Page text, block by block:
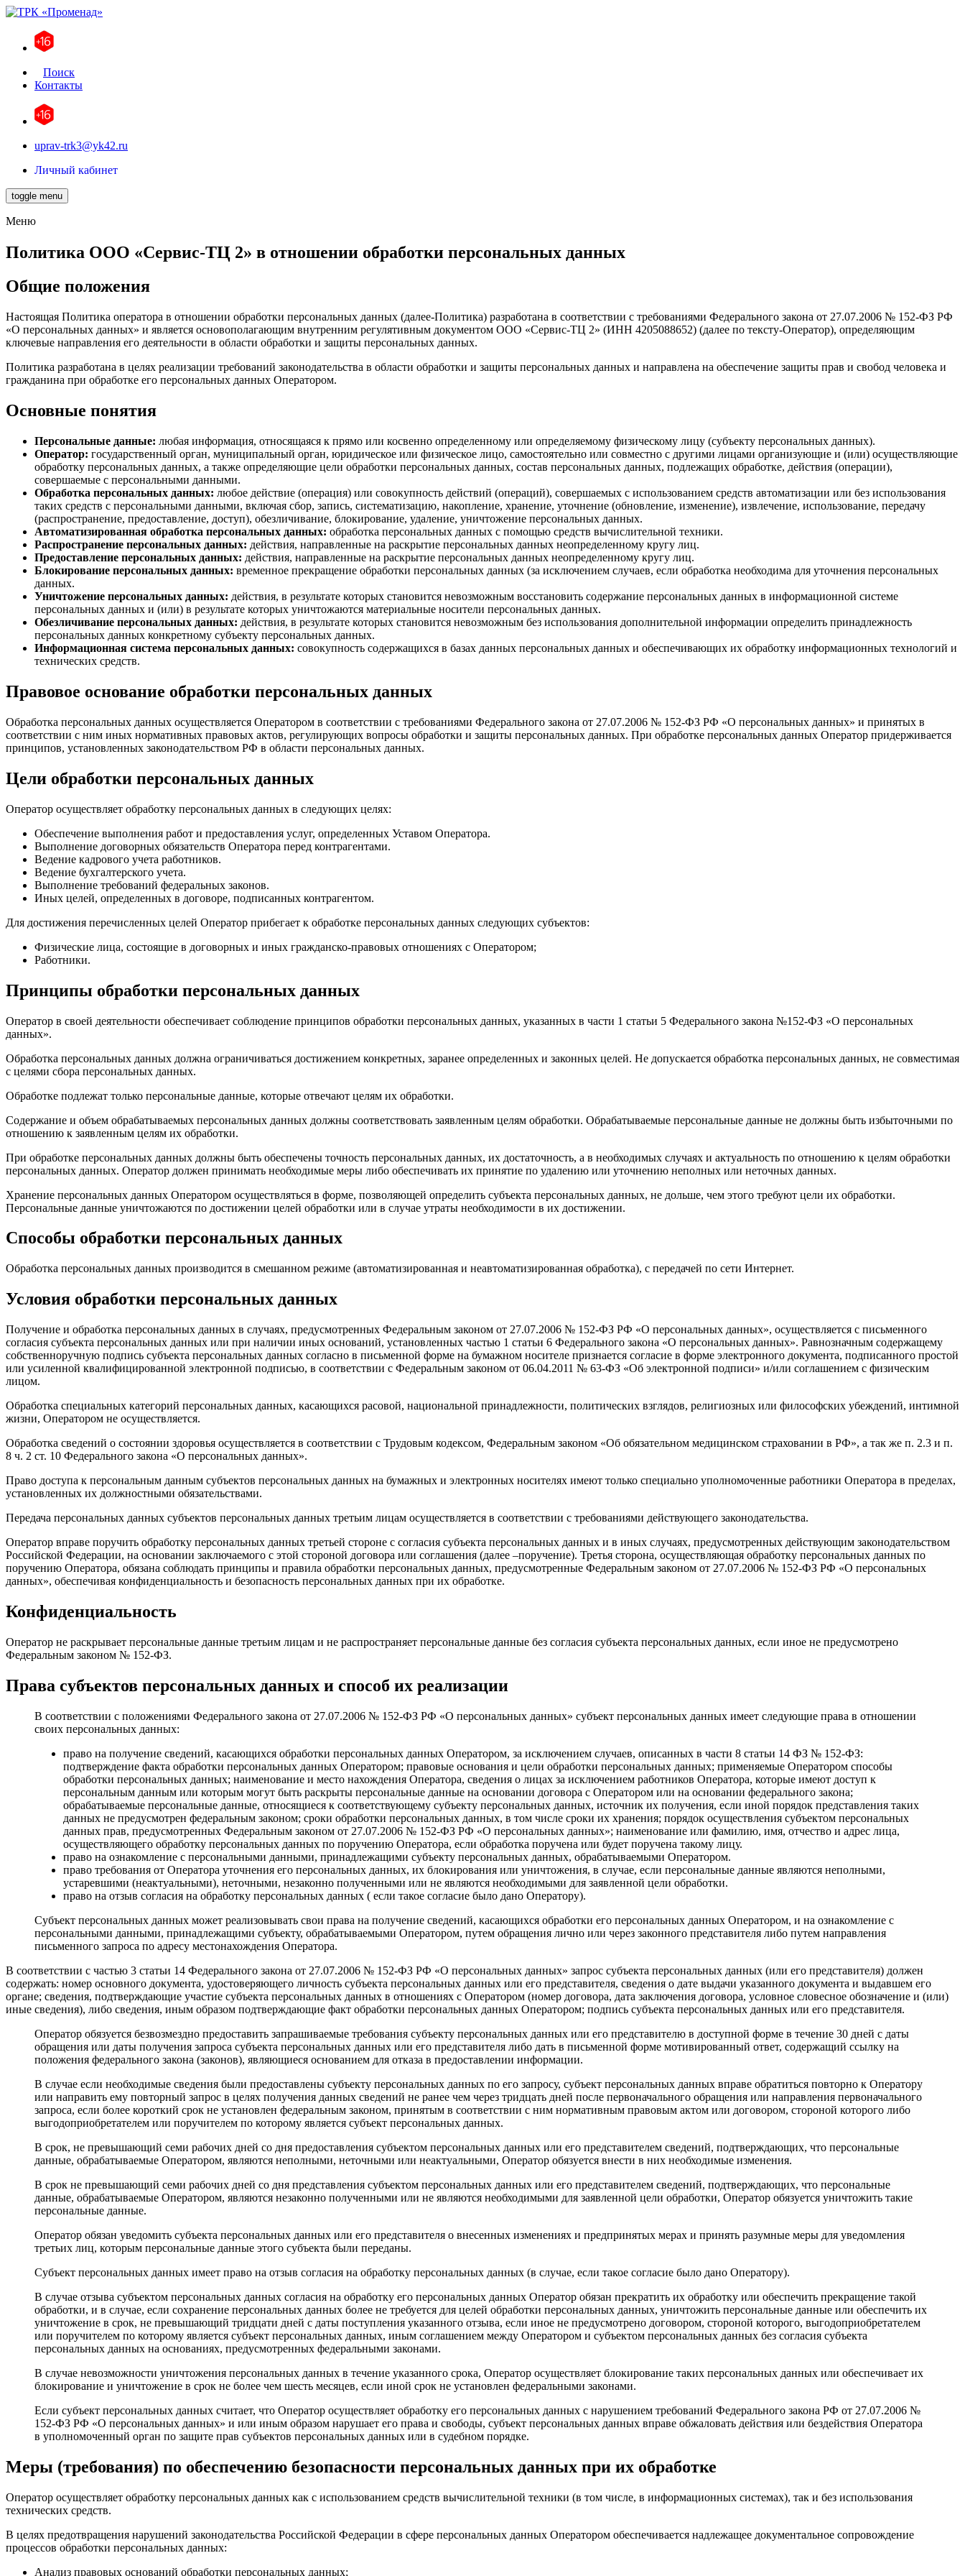
Поиск
Контакты
uprav-trk3@yk42.ru
Личный кабинет
toggle menu
Меню
Политика ООО «Сервис-ТЦ 2» в отношении обработки персональных данных
Общие положения
Настоящая Политика оператора в отношении обработки персональных данных (далее-Политика) разработана в соответствии с требованиями Федерального закона от 27.07.2006 № 152-ФЗ РФ
«О персональных данных» и является основополагающим внутренним регулятивным документом ООО «Сервис-ТЦ 2» (ИНН 4205088652) (далее по тексту-Оператор), определяющим
ключевые направления его деятельности в области обработки и защиты персональных данных.
Политика разработана в целях реализации требований законодательства в области обработки и защиты персональных данных и направлена на обеспечение защиты прав и свобод человека и
гражданина при обработке его персональных данных Оператором.
Основные понятия
Персональные данные: любая информация, относящаяся к прямо или косвенно определенному или определяемому физическому лицу (субъекту персональных данных).
Оператор: государственный орган, муниципальный орган, юридическое или физическое лицо, самостоятельно или совместно с другими лицами организующие и (или) осуществляющие
обработку персональных данных, а также определяющие цели обработки персональных данных, состав персональных данных, подлежащих обработке, действия (операции),
совершаемые с персональными данными.
Обработка персональных данных: любое действие (операция) или совокупность действий (операций), совершаемых с использованием средств автоматизации или без использования
таких средств с персональными данными, включая сбор, запись, систематизацию, накопление, хранение, уточнение (обновление, изменение), извлечение, использование, передачу
(распространение, предоставление, доступ), обезличивание, блокирование, удаление, уничтожение персональных данных.
Автоматизированная обработка персональных данных: обработка персональных данных с помощью средств вычислительной техники.
Распространение персональных данных: действия, направленные на раскрытие персональных данных неопределенному кругу лиц.
Предоставление персональных данных: действия, направленные на раскрытие персональных данных неопределенному кругу лиц.
Блокирование персональных данных: временное прекращение обработки персональных данных (за исключением случаев, если обработка необходима для уточнения персональных
данных.
Уничтожение персональных данных: действия, в результате которых становится невозможным восстановить содержание персональных данных в информационной системе
персональных данных и (или) в результате которых уничтожаются материальные носители персональных данных.
Обезличивание персональных данных: действия, в результате которых становится невозможным без использования дополнительной информации определить принадлежность
персональных данных конкретному субъекту персональных данных.
Информационная система персональных данных: совокупность содержащихся в базах данных персональных данных и обеспечивающих их обработку информационных технологий и
технических средств.
Правовое основание обработки персональных данных
Обработка персональных данных осуществляется Оператором в соответствии с требованиями Федерального закона от 27.07.2006 № 152-ФЗ РФ «О персональных данных» и принятых в
соответствии с ним иных нормативных правовых актов, регулирующих вопросы обработки и защиты персональных данных. При обработке персональных данных Оператор придерживается
принципов, установленных законодательством РФ в области персональных данных.
Цели обработки персональных данных
Оператор осуществляет обработку персональных данных в следующих целях:
Обеспечение выполнения работ и предоставления услуг, определенных Уставом Оператора.
Выполнение договорных обязательств Оператора перед контрагентами.
Ведение кадрового учета работников.
Ведение бухгалтерского учета.
Выполнение требований федеральных законов.
Иных целей, определенных в договоре, подписанных контрагентом.
Для достижения перечисленных целей Оператор прибегает к обработке персональных данных следующих субъектов:
Физические лица, состоящие в договорных и иных гражданско-правовых отношениях с Оператором;
Работники.
Принципы обработки персональных данных
Оператор в своей деятельности обеспечивает соблюдение принципов обработки персональных данных, указанных в части 1 статьи 5 Федерального закона №152-ФЗ «О персональных
данных».
Обработка персональных данных должна ограничиваться достижением конкретных, заранее определенных и законных целей. Не допускается обработка персональных данных, не совместимая
с целями сбора персональных данных.
Обработке подлежат только персональные данные, которые отвечают целям их обработки.
Содержание и объем обрабатываемых персональных данных должны соответствовать заявленным целям обработки. Обрабатываемые персональные данные не должны быть избыточными по
отношению к заявленным целям их обработки.
При обработке персональных данных должны быть обеспечены точность персональных данных, их достаточность, а в необходимых случаях и актуальность по отношению к целям обработки
персональных данных. Оператор должен принимать необходимые меры либо обеспечивать их принятие по удалению или уточнению неполных или неточных данных.
Хранение персональных данных Оператором осуществляться в форме, позволяющей определить субъекта персональных данных, не дольше, чем этого требуют цели их обработки.
Персональные данные уничтожаются по достижении целей обработки или в случае утраты необходимости в их достижении.
Способы обработки персональных данных
Обработка персональных данных производится в смешанном режиме (автоматизированная и неавтоматизированная обработка), с передачей по сети Интернет.
Условия обработки персональных данных
Получение и обработка персональных данных в случаях, предусмотренных Федеральным законом от 27.07.2006 № 152-ФЗ РФ «О персональных данных», осуществляется с письменного
согласия субъекта персональных данных или при наличии иных оснований, установленных частью 1 статьи 6 Федерального закона «О персональных данных». Равнозначным содержащему
собственноручную подпись субъекта персональных данных согласно в письменной форме на бумажном носителе признается согласие в форме электронного документа, подписанного простой
или усиленной квалифицированной электронной подписью, в соответствии с Федеральным законом от 06.04.2011 № 63-ФЗ «Об электронной подписи» и/или соглашением с физическим
лицом.
Обработка специальных категорий персональных данных, касающихся расовой, национальной принадлежности, политических взглядов, религиозных или философских убеждений, интимной
жизни, Оператором не осуществляется.
Обработка сведений о состоянии здоровья осуществляется в соответствии с Трудовым кодексом, Федеральным законом «Об обязательном медицинском страховании в РФ», а так же п. 2.3 и п.
8 ч. 2 ст. 10 Федерального закона «О персональных данных».
Право доступа к персональным данным субъектов персональных данных на бумажных и электронных носителях имеют только специально уполномоченные работники Оператора в пределах,
установленных их должностными обязательствами.
Передача персональных данных субъектов персональных данных третьим лицам осуществляется в соответствии с требованиями действующего законодательства.
Оператор вправе поручить обработку персональных данных третьей стороне с согласия субъекта персональных данных и в иных случаях, предусмотренных действующим законодательством
Российской Федерации, на основании заключаемого с этой стороной договора или соглашения (далее –поручение). Третья сторона, осуществляющая обработку персональных данных по
поручению Оператора, обязана соблюдать принципы и правила обработки персональных данных, предусмотренные Федеральным законом от 27.07.2006 № 152-ФЗ РФ «О персональных
данных», обеспечивая конфиденциальность и безопасность персональных данных при их обработке.
Конфиденциальность
Оператор не раскрывает персональные данные третьим лицам и не распространяет персональные данные без согласия субъекта персональных данных, если иное не предусмотрено
Федеральным законом № 152-ФЗ.
Права субъектов персональных данных и способ их реализации
В соответствии с положениями Федерального закона от 27.07.2006 № 152-ФЗ РФ «О персональных данных» субъект персональных данных имеет следующие права в отношении
своих персональных данных:
право на получение сведений, касающихся обработки персональных данных Оператором, за исключением случаев, описанных в части 8 статьи 14 ФЗ № 152-ФЗ:
подтверждение факта обработки персональных данных Оператором; правовые основания и цели обработки персональных данных; применяемые Оператором способы
обработки персональных данных; наименование и место нахождения Оператора, сведения о лицах за исключением работников Оператора, которые имеют доступ к
персональным данным или которым могут быть раскрыты персональные данные на основании договора с Оператором или на основании федерального закона;
обрабатываемые персональные данные, относящиеся к соответствующему субъекту персональных данных, источник их получения, если иной порядок представления таких
данных не предусмотрен федеральным законом; сроки обработки персональных данных, в том числе сроки их хранения; порядок осуществления субъектом персональных
данных прав, предусмотренных Федеральным законом от 27.07.2006 № 152-ФЗ РФ «О персональных данных»; наименование или фамилию, имя, отчество и адрес лица,
осуществляющего обработку персональных данных по поручению Оператора, если обработка поручена или будет поручена такому лицу.
право на ознакомление с персональными данными, принадлежащими субъекту персональных данных, обрабатываемыми Оператором.
право требования от Оператора уточнения его персональных данных, их блокирования или уничтожения, в случае, если персональные данные являются неполными,
устаревшими (неактуальными), неточными, незаконно полученными или не являются необходимыми для заявленной цели обработки.
право на отзыв согласия на обработку персональных данных ( если такое согласие было дано Оператору).
Субъект персональных данных может реализовывать свои права на получение сведений, касающихся обработки его персональных данных Оператором, и на ознакомление с
персональными данными, принадлежащими субъекту, обрабатываемыми Оператором, путем обращения лично или через законного представителя либо путем направления
письменного запроса по адресу местонахождения Оператора.
В соответствии с частью 3 статьи 14 Федерального закона от 27.07.2006 № 152-ФЗ РФ «О персональных данных» запрос субъекта персональных данных (или его представителя) должен
содержать: номер основного документа, удостоверяющего личность субъекта персональных данных или его представителя, сведения о дате выдачи указанного документа и выдавшем его
органе; сведения, подтверждающие участие субъекта персональных данных в отношениях с Оператором (номер договора, дата заключения договора, условное словесное обозначение и (или)
иные сведения), либо сведения, иным образом подтверждающие факт обработки персональных данных Оператором; подпись субъекта персональных данных или его представителя.
Оператор обязуется безвозмездно предоставить запрашиваемые требования субъекту персональных данных или его представителю в доступной форме в течение 30 дней с даты
обращения или даты получения запроса субъекта персональных данных или его представителя либо дать в письменной форме мотивированный ответ, содержащий ссылку на
положения федерального закона (законов), являющиеся основанием для отказа в предоставлении информации.
В случае если необходимые сведения были предоставлены субъекту персональных данных по его запросу, субъект персональных данных вправе обратиться повторно к Оператору
или направить ему повторный запрос в целях получения данных сведений не ранее чем через тридцать дней после первоначального обращения или направления первоначального
запроса, если более короткий срок не установлен федеральным законом, принятым в соответствии с ним нормативным правовым актом или договором, стороной которого либо
выгодоприобретателем или поручителем по которому является субъект персональных данных.
В срок, не превышающий семи рабочих дней со дня предоставления субъектом персональных данных или его представителем сведений, подтверждающих, что персональные
данные, обрабатываемые Оператором, являются неполными, неточными или неактуальными, Оператор обязуется внести в них необходимые изменения.
В срок не превышающий семи рабочих дней со дня представления субъектом персональных данных или его представителем сведений, подтверждающих, что персональные
данные, обрабатываемые Оператором, являются незаконно полученными или не являются необходимыми для заявленной цели обработки, Оператор обязуется уничтожить такие
персональные данные.
Оператор обязан уведомить субъекта персональных данных или его представителя о внесенных изменениях и предпринятых мерах и принять разумные меры для уведомления
третьих лиц, которым персональные данные этого субъекта были переданы.
Субъект персональных данных имеет право на отзыв согласия на обработку персональных данных (в случае, если такое согласие было дано Оператору).
В случае отзыва субъектом персональных данных согласия на обработку его персональных данных Оператор обязан прекратить их обработку или обеспечить прекращение такой
обработки, и в случае, если сохранение персональных данных более не требуется для целей обработки персональных данных, уничтожить персональные данные или обеспечить их
уничтожение в срок, не превышающий тридцати дней с даты поступления указанного отзыва, если иное не предусмотрено договором, стороной которого, выгодоприобретателем
или поручителем по которому является субъект персональных данных, иным соглашением между Оператором и субъектом персональных данных без согласия субъекта
персональных данных на основаниях, предусмотренных федеральными законами.
В случае невозможности уничтожения персональных данных в течение указанного срока, Оператор осуществляет блокирование таких персональных данных или обеспечивает их
блокирование и уничтожение в срок не более чем шесть месяцев, если иной срок не установлен федеральными законами.
Если субъект персональных данных считает, что Оператор осуществляет обработку его персональных данных с нарушением требований Федерального закона РФ от 27.07.2006 №
152-ФЗ РФ «О персональных данных» и или иным образом нарушает его права и свободы, субъект персональных данных вправе обжаловать действия или бездействия Оператора
в уполномоченный орган по защите прав субъектов персональных данных или в судебном порядке.
Меры (требования) по обеспечению безопасности персональных данных при их обработке
Оператор осуществляет обработку персональных данных как с использованием средств вычислительной техники (в том числе, в информационных системах), так и без использования
технических средств.
В целях предотвращения нарушений законодательства Российской Федерации в сфере персональных данных Оператором обеспечивается надлежащее документальное сопровождение
процессов обработки персональных данных:
Анализ правовых оснований обработки персональных данных;